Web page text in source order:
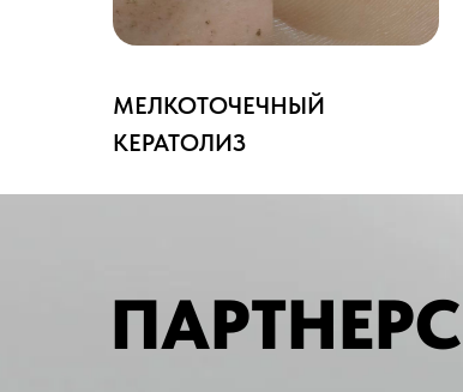
МЕЛКОТОЧЕЧНЫЙ
КЕРАТОЛИЗ